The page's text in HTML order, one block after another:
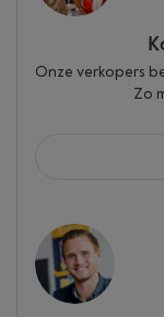
Onze verkopers
Zo